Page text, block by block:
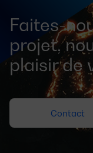
Faites-
projet,
plaisir de
Contact